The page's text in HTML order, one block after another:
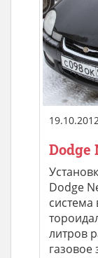
Dodge
Dodge
система
литров
газовое